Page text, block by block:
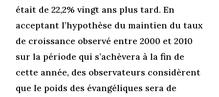
était de 22,2% vingt ans plus tard. En
acceptant l’hypothèse du maintien du taux
de croissance observé entre 2000 et 2010
sur la période qui s’achèvera à la fin de
cette année, des observateurs considèrent
que le poids des évangéliques sera de